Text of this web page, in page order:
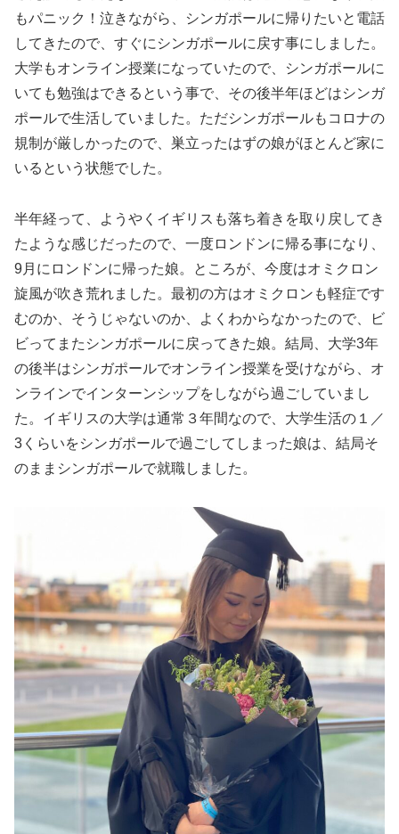
もパニック！泣きながら、シンガポールに帰りたいと電話
してきたので、すぐにシンガポールに戻す事にしました。
大学もオンライン授業になっていたので、シンガポールに
いても勉強はできるという事で、その後半年ほどはシンガ
ポールで生活していました。ただシンガポールもコロナの
規制が厳しかったので、巣立ったはずの娘がほとんど家に
いるという状態でした。
半年経って、ようやくイギリスも落ち着きを取り戻してき
たような感じだったので、一度ロンドンに帰る事になり、
9月にロンドンに帰った娘。ところが、今度はオミクロン
旋風が吹き荒れました。最初の方はオミクロンも軽症です
むのか、そうじゃないのか、よくわからなかったので、ビ
ビってまたシンガポールに戻ってきた娘。結局、大学3年
の後半はシンガポールでオンライン授業を受けながら、オ
ンラインでインターンシップをしながら過ごしていまし
た。イギリスの大学は通常３年間なので、大学生活の１／
3くらいをシンガポールで過ごしてしまった娘は、結局そ
のままシンガポールで就職しました。